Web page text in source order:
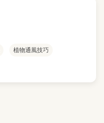
植物通風技巧